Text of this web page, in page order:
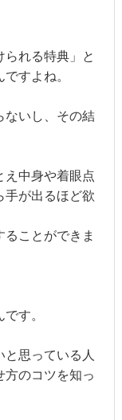
られる特典」と
すよね。
ないし、その結
え中身や着眼点
手が出るほど欲
ことができま
す。
思っている人
方のコツを知っ